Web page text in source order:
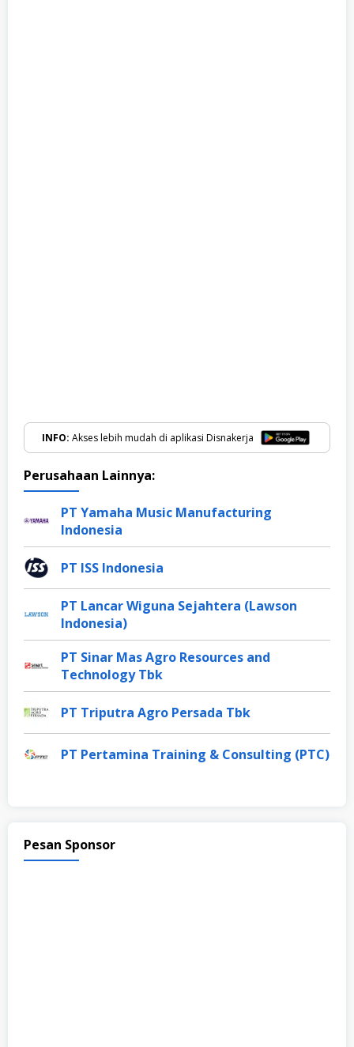
INFO: Akses lebih mudah di aplikasi Disnakerja
Perusahaan Lainnya:
PT Yamaha Music Manufacturing
Indonesia
PT ISS Indonesia
PT Lancar Wiguna Sejahtera (Lawson
Indonesia)
PT Sinar Mas Agro Resources and
Technology Tbk
PT Triputra Agro Persada Tbk
PT Pertamina Training & Consulting (PTC)
Pesan Sponsor